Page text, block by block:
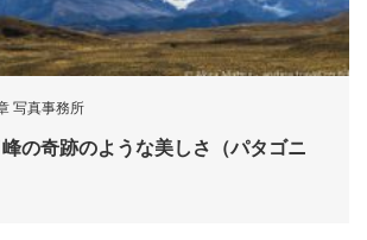
写真事務所
の奇跡のような美しさ（パタゴニ